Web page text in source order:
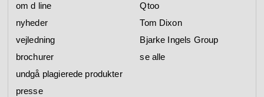
om d line
nyheder
vejledning
brochurer
undgå plagierede produkter
presse
Qtoo
Tom Dixon
Bjarke Ingels Group
se alle